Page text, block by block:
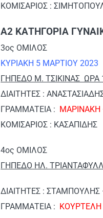
ΚΟΜΙΣΑΡΙΟΣ :
Α2 ΚΑΤΗΓΟΡΙΑ
3ος ΟΜΙΛΟΣ
ΚΥΡΙΑΚΗ 5 ΜΑΡΤΙΟΥ 2023
ΓΗΠΕΔΟ Μ. ΤΣΙΚΙΝΑΣ
ΔΙΑΙΤΗΤΕΣ :
ΓΡΑΜΜΑΤΕΙΑ : ΜΑΡΙΝΑΚΗ
ΚΟΜΙΣΑΡΙΟΣ : ΚΑΣΑΠΙΔΗΣ
4ος ΟΜΙΛΟΣ
ΓΗΠΕΔΟ ΗΛ.
ΔΙΑΙΤΗΤΕΣ :
ΓΡΑΜΜΑΤΕΙΑ : ΚΟΥΡΤΕΛΗ